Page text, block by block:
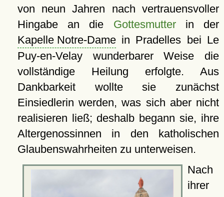
von neun Jahren nach vertrauensvoller
Hingabe an die Gottesmutterin der
Kapelle Notre-Damein Pradelles bei Le
Puy-en-Velay wunderbarer Weise die
vollständige Heilung erfolgte. Aus
Dankbarkeit wollte sie zunächst
Einsiedlerin werden, was sich aber nicht
realisieren ließ; deshalb begann sie, ihre
Altergenossinnen in den katholischen
Glaubenswahrheiten zu unterweisen.
Nach
ihrer